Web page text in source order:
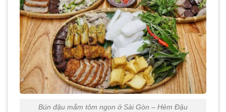
Bún đậu mắm tôm ngon ở Sài Gòn – Hẻm Đậu